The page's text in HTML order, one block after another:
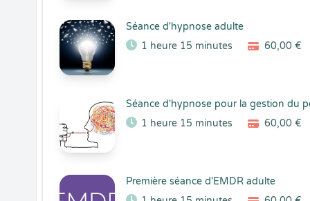
Séance d'hypnose adulte
1 heure 15 minutes
60,00 €
Séance d'hypnose pour la gestion du
1 heure 15 minutes
60,00 €
Première séance d'EMDR adulte